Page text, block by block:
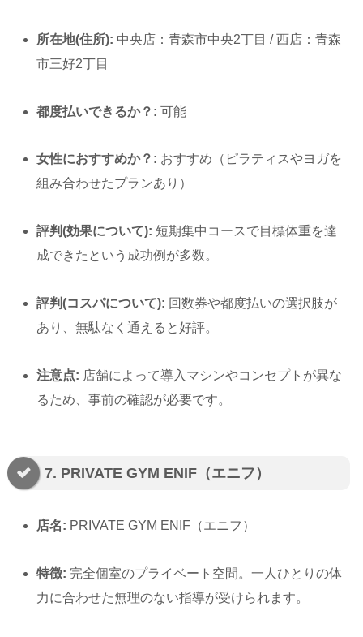
所在地(住所): 中央店：青森市中央2丁目 / 西店：青森
市三好2丁目
都度払いできるか？: 可能
女性におすすめか？: おすすめ（ピラティスやヨガを
組み合わせたプランあり）
評判(効果について): 短期集中コースで目標体重を達
成できたという成功例が多数。
評判(コスパについて): 回数券や都度払いの選択肢が
あり、無駄なく通えると好評。
注意点: 店舗によって導入マシンやコンセプトが異な
るため、事前の確認が必要です。
7. PRIVATE GYM ENIF（エニフ）
店名: PRIVATE GYM ENIF（エニフ）
特徴: 完全個室のプライベート空間。一人ひとりの体
力に合わせた無理のない指導が受けられます。